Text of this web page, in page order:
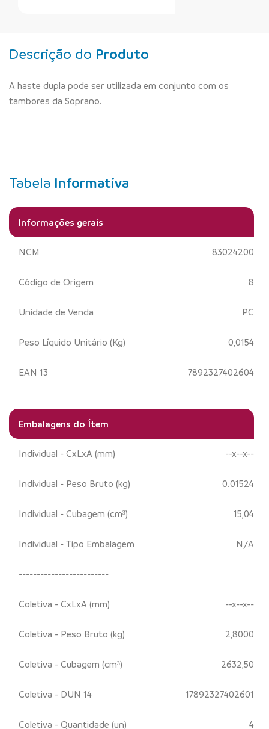
Descrição do Produto
A haste dupla pode ser utilizada em conjunto com os
tambores da Soprano.
Tabela Informativa
Informações gerais
NCM 83024200
Código de Origem 8
Unidade de Venda PC
Peso Líquido Unitário (Kg) 0,0154
EAN 13 7892327402604
Embalagens do Ítem
Individual - CxLxA (mm) --x--x--
Individual - Peso Bruto (kg) 0.01524
Individual - Cubagem (cm³) 15,04
Individual - Tipo Embalagem N/A
-------------------------
Coletiva - CxLxA (mm) --x--x--
Coletiva - Peso Bruto (kg) 2,8000
Coletiva - Cubagem (cm³) 2632,50
Coletiva - DUN 14 17892327402601
Coletiva - Quantidade (un) 4